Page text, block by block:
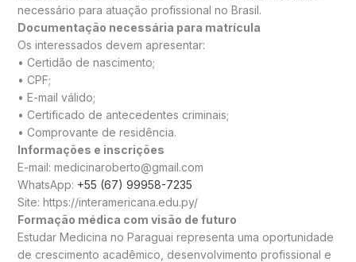
necessário para atuação profissional no Brasil.
Documentação necessária para matrícula
Os interessados devem apresentar:
•⁠ ⁠Certidão de nascimento;
•⁠ ⁠CPF;
•⁠ ⁠E-mail válido;
•⁠ ⁠Certificado de antecedentes criminais;
•⁠ ⁠Comprovante de residência.
Informações e inscrições
E-mail: medicinaroberto@gmail.com
WhatsApp: +55 (67) 99958-7235
Site: https://interamericana.edu.py/
Formação médica com visão de futuro
Estudar Medicina no Paraguai representa uma oportunidade
de crescimento acadêmico, desenvolvimento profissional e